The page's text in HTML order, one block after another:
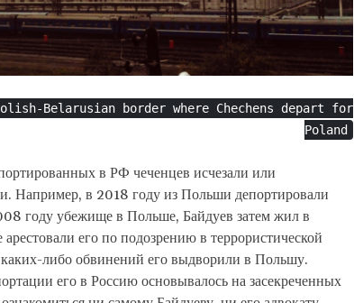
Belarusian border where Chechens depart for
Poland
в РФ чеченцев исчезали или
Например, в 2018 году из Польши депортировали
году убежище в Польше, Байдуев затем жил в
его по подозрению в террористической
каких-либо обвинений его выдворили в Польшу.
его в Россию основывалось на засекреченных